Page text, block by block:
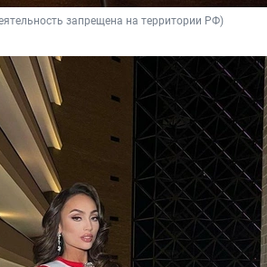
запрещена на территории РФ)